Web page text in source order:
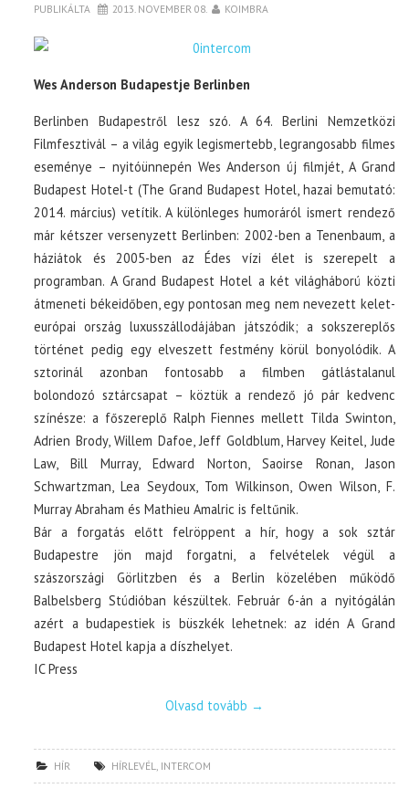
PUBLIKÁLTA 2013. NOVEMBER 08. KOIMBRA
Wes Anderson Budapestje Berlinben
Berlinben Budapestről lesz szó. A 64. Berlini Nemzetközi
Filmfesztivál – a világ egyik legismertebb, legrangosabb filmes
eseménye – nyitóünnepén Wes Anderson új filmjét, A Grand
Budapest Hotel-t (The Grand Budapest Hotel, hazai bemutató:
2014. március) vetítik. A különleges humoráról ismert rendező
már kétszer versenyzett Berlinben: 2002-ben a Tenenbaum, a
háziátok és 2005-ben az Édes vízi élet is szerepelt a
programban. A Grand Budapest Hotel a két világháború közti
átmeneti békeidőben, egy pontosan meg nem nevezett kelet-
európai ország luxusszállodájában játszódik; a sokszereplős
történet pedig egy elveszett festmény körül bonyolódik. A
sztorinál azonban fontosabb a filmben gátlástalanul
bolondozó sztárcsapat – köztük a rendező jó pár kedvenc
színésze: a főszereplő Ralph Fiennes mellett Tilda Swinton,
Adrien Brody, Willem Dafoe, Jeff Goldblum, Harvey Keitel, Jude
Law, Bill Murray, Edward Norton, Saoirse Ronan, Jason
Schwartzman, Lea Seydoux, Tom Wilkinson, Owen Wilson, F.
Murray Abraham és Mathieu Amalric is feltűnik.
Bár a forgatás előtt felröppent a hír, hogy a sok sztár
Budapestre jön majd forgatni, a felvételek végül a
szászországi Görlitzben és a Berlin közelében működő
Balbelsberg Stúdióban készültek. Február 6-án a nyitógálán
azért a budapestiek is büszkék lehetnek: az idén A Grand
Budapest Hotel kapja a díszhelyet.
IC Press
Olvasd tovább →
HÍR HÍRLEVÉL INTERCOM